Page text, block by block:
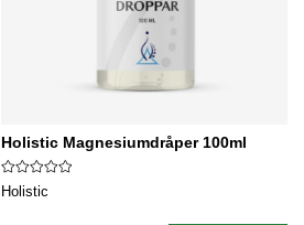
Holistic Magnesiumdråper 100ml
Holistic